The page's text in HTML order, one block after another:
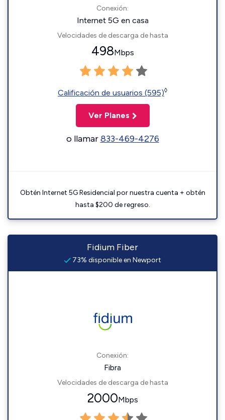
Conexión:
Internet 5G en casa
Velocidades de descarga de hasta
498Mbps
Calificación de usuarios (595)◊
Ver Planes
o llamar833-469-4276
Obtén Internet 5G Residencial por nuestra cuenta + obtén
hasta $200 de regreso.
Fidium Fiber
73% disponible en Newport
Conexión:
Fibra
Velocidades de descarga de hasta
2000Mbps